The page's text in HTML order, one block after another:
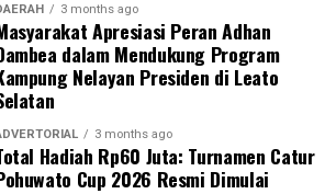
Lapangan (DPL) KKN Profesi
bahwa pemberdayaan
merupakan instrumen krusial
penurunan Angka Kematian Ibu
Anak (AKA).
3 months ago
Apresiasi Peran Adhan
dalam Mendukung Program
Nelayan Presiden di Leato
3 months ago
Hadiah Rp60 Juta: Turnamen Catur
Cup 2026 Resmi Dimulai